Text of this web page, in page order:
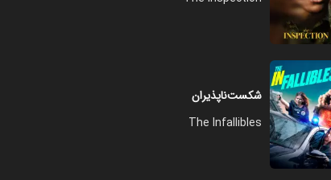
شکست‌ناپذیران
The Infallibles